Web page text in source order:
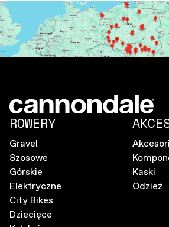
ROWERY
Gravel
Szosowe
Górskie
Elektryczne
City Bikes
Dziecięce
Kaski
Odzież